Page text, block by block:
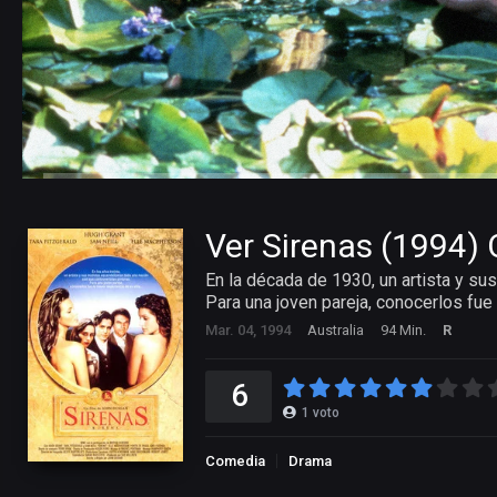
Ver Sirenas (1994)
En la década de 1930, un artista y
Para una joven pareja, conocerlos
Mar. 04, 1994 Australia 94 Min. R
6 1 voto
Comedia Drama